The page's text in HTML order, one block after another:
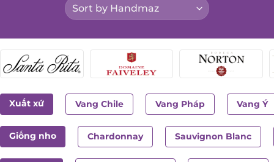
Xuất xứ Vang Chile Vang Pháp Vang Ý
Giống nho Chardonnay Sauvignon Blanc